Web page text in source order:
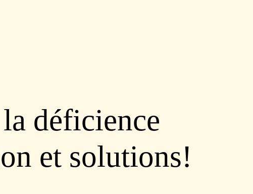
déficience
et solutions!